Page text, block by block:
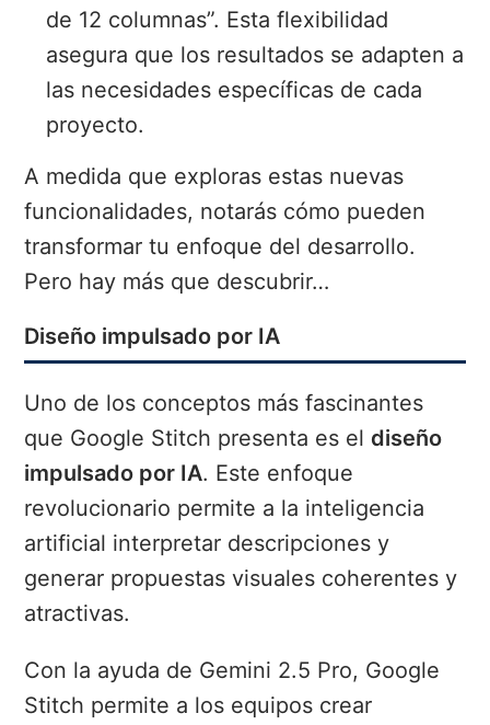
de 12 columnas”. Esta flexibilidad
asegura que los resultados se adapten a
las necesidades específicas de cada
proyecto.
A medida que exploras estas nuevas
funcionalidades, notarás cómo pueden
transformar tu enfoque del desarrollo.
Pero hay más que descubrir…
Diseño impulsado por IA
Uno de los conceptos más fascinantes
que Google Stitch presenta es el diseño
impulsado por IA. Este enfoque
revolucionario permite a la inteligencia
artificial interpretar descripciones y
generar propuestas visuales coherentes y
atractivas.
Con la ayuda de Gemini 2.5 Pro, Google
Stitch permite a los equipos crear